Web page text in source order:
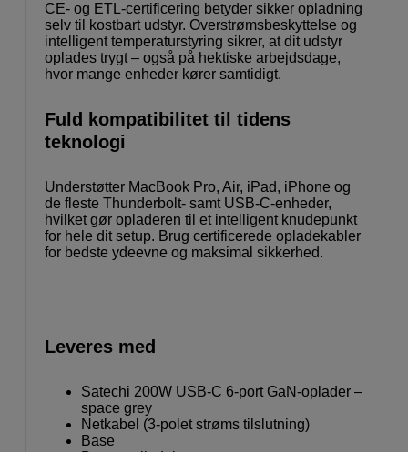
CE- og ETL-certificering betyder sikker opladning
selv til kostbart udstyr. Overstrømsbeskyttelse og
intelligent temperaturstyring sikrer, at dit udstyr
oplades trygt – også på hektiske arbejdsdage,
hvor mange enheder kører samtidigt.
Fuld kompatibilitet til tidens
teknologi
Understøtter MacBook Pro, Air, iPad, iPhone og
de fleste Thunderbolt- samt USB-C-enheder,
hvilket gør opladeren til et intelligent knudepunkt
for hele dit setup. Brug certificerede opladekabler
for bedste ydeevne og maksimal sikkerhed.
Leveres med
Satechi 200W USB-C 6-port GaN-oplader –
space grey
Netkabel (3-polet strøms tilslutning)
Base